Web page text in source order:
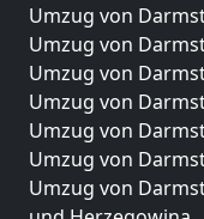
Umzug von
Umzug von
Umzug von
Umzug von
Umzug von
Umzug von
Umzug von